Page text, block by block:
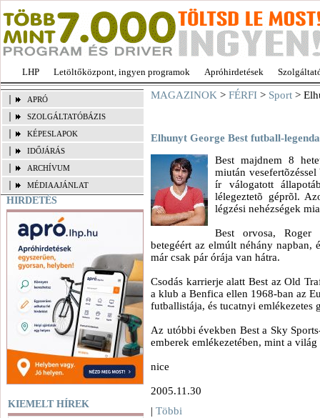
LHP Letöltőközpont, ingyen programok Apróhirdetések
APRÓ
SZOLGÁLTATÓBÁZIS
KÉPESLAPOK
IDŐJÁRÁS
ARCHÍVUM
MÉDIAAJÁNLAT
HIRDETÉS
KIEMELT HÍREK
MAGAZINOK > FÉRFI > Sport >
Elhunyt George Best futball-legenda
Best majdnem 8
miután
ír válogatott
lélegeztetõ géprõl.
légzési nehézségek
Best orvosa, Roger
betegéért az elmúlt néhány
már csak pár órája van hátra.
Csodás karrierje alatt Best az Old
a klub a Benfica ellen 1968-ban az
futballistája, és tucatnyi emlékezetes
Az utóbbi években Best a Sky
emberek emlékezetében, mint a
nice
2005.11.30
| Többi